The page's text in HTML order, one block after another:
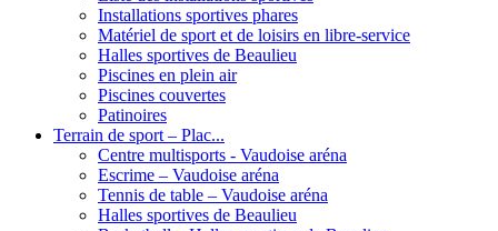
Installations sportives phares
Matériel de sport et de loisirs en libre-service
Halles sportives de Beaulieu
Piscines en plein air
Piscines couvertes
Patinoires
Terrain de sport – Plac...
Centre multisports - Vaudoise aréna
Escrime – Vaudoise aréna
Tennis de table – Vaudoise aréna
Halles sportives de Beaulieu